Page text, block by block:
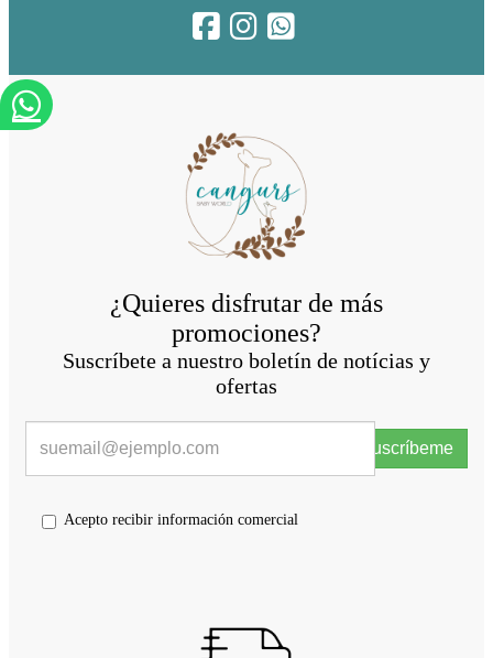
¿Quieres disfrutar de más
promociones?
Suscríbete a nuestro boletín de notícias y
ofertas
Suscríbeme
Acepto recibir información comercial